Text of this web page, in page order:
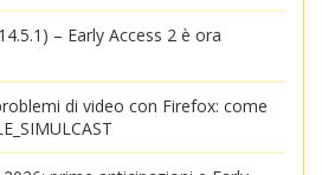
– Early Access 2 è ora
di video con Firefox: come